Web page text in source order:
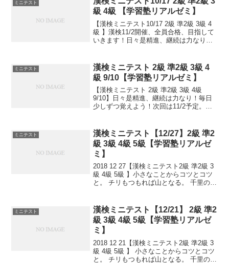
ミニテスト
級 4級 【学習塾リアルゼミ】
【漢検ミニテスト10/17 2級 準2級 3級 4
級 】漢検11/2開催、全員合格、目指して
いきます！日々是精進、継続は力なり！
ミニテスト
漢検ミニテスト 2級 準2級 3級 4
級 9/10【学習塾リアルゼミ】
【漢検ミニテスト 2級 準2級 3級 4級
9/10】日々是精進、継続は力なり！毎日
少しずつ覚えよう！次回は11/2予定。受
ミニテスト
漢検ミニテスト【12/27】2級 準2
級 3級 4級 5級【学習塾リアルゼ
ミ】
2018 12 27【漢検ミニテスト2級 準2級 3
級 4級 5級 】小さなことからコツとコツ
と。 チリもつもれば山となる。 千里の道
は皆さんだいたいできますが、 ...
ミニテスト
漢検ミニテスト【12/21】 2級 準2
級 3級 4級 5級【学習塾リアルゼ
ミ】
2018 12 21【漢検ミニテスト2級 準2級 3
級 4級 5級 】 小さなことからコツとコツ
と。 チリもつもれば山となる。 千里の道